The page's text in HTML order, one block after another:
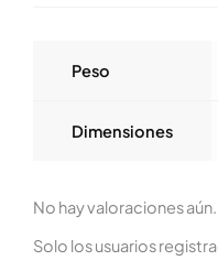
Peso
Dimensiones
No hay valoraciones aún.
Solo los usuarios